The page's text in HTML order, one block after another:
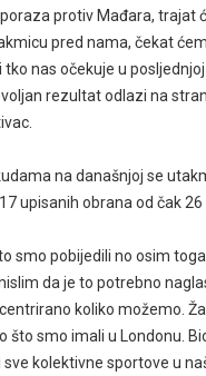
protiv Mađara, trajat
pred nama, čekat
nas očekuje u
rezultat odlazi na
na današnjoj se
upisanih obrana od čak
smo pobijedili no osim
da je to potrebno
koliko možemo.
što smo imali u Londonu.
kolektivne sportove u